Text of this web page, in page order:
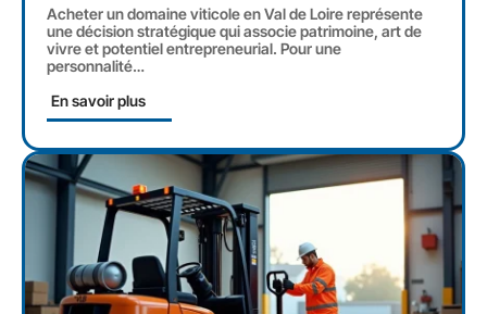
Acheter un domaine viticole en Val de Loire représente
une décision stratégique qui associe patrimoine, art de
vivre et potentiel entrepreneurial. Pour une
personnalité…
En savoir plus